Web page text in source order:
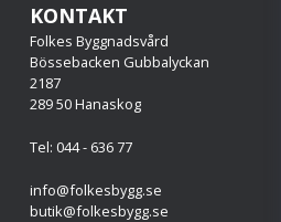
KONTAKT
Folkes Byggnadsvård
Bössebacken Gubbalyckan
2187
289 50 Hanaskog
Tel: 044 - 636 77
info@folkesbygg.se
butik@folkesbygg.se